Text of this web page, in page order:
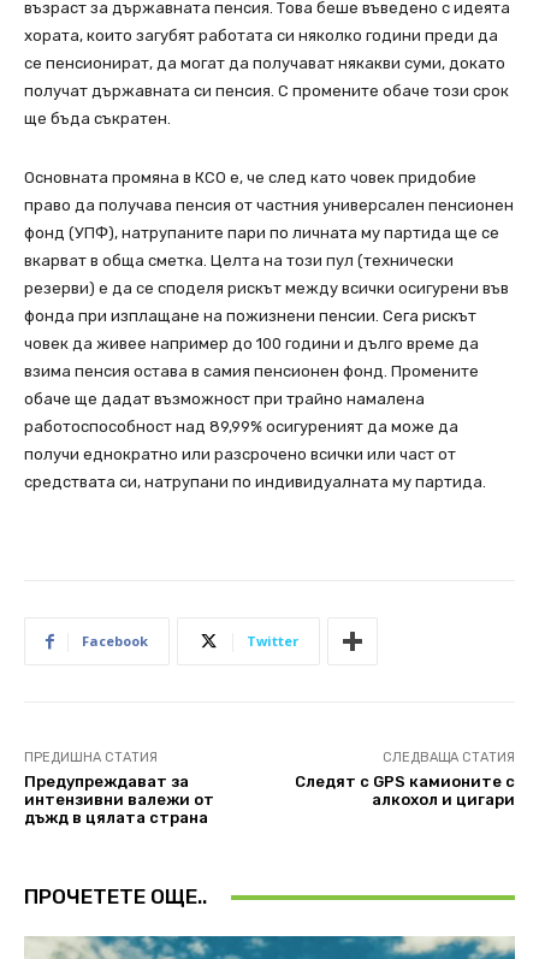
възраст за държавната пенсия. Това беше въведено с идеята
хората, които загубят работата си няколко години преди да
се пенсионират, да могат да получават някакви суми, докато
получат държавната си пенсия. С промените обаче този срок
ще бъда съкратен.
Основната промяна в КСО е, че след като човек придобие
право да получава пенсия от частния универсален пенсионен
фонд (УПФ), натрупаните пари по личната му партида ще се
вкарват в обща сметка. Целта на този пул (технически
резерви) е да се споделя рискът между всички осигурени във
фонда при изплащане на пожизнени пенсии. Сега рискът
човек да живее например до 100 години и дълго време да
взима пенсия остава в самия пенсионен фонд. Промените
обаче ще дадат възможност при трайно намалена
работоспособност над 89,99% осигуреният да може да
получи еднократно или разсрочено всички или част от
средствата си, натрупани по индивидуалната му партида.
Facebook Twitter
ПРЕДИШНА СТАТИЯ
Предупреждават за
интензивни валежи oт
дъжд в цялата страна
СЛЕДВАЩА СТАТИЯ
Следят с GPS камионите с
алкохол и цигари
ПРОЧЕТЕТЕ ОЩЕ..